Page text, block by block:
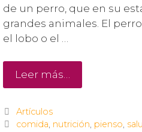
de un perro, que en su
grandes animales. El
el lobo o el …
Leer más…
Artículos
comida, nutrición, pienso,